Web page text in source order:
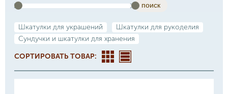
поиск
Шкатулки для украшений
Шкатулки для рукоделия
Сундучки и шкатулки для хранения
СОРТИРОВАТЬ ТОВАР: